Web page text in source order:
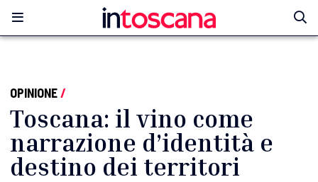
OPINIONE/
Toscana: il vino come
narrazione d’identità e
destino dei territori